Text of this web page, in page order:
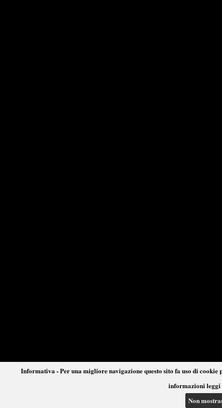
Informativa - Per una migliore navigazione questo sito fa uso di
informazioni leggi
Non